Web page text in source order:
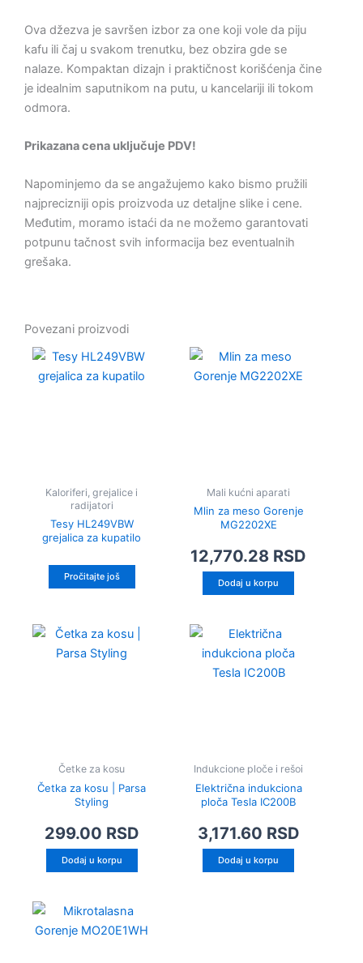
Ova džezva je savršen izbor za one koji vole da piju
kafu ili čaj u svakom trenutku, bez obzira gde se
nalaze. Kompaktan dizajn i praktičnost korišćenja čine
je idealnim saputnikom na putu, u kancelariji ili tokom
odmora.
Prikazana cena uključuje PDV!
Napominjemo da se angažujemo kako bismo pružili
najprecizniji opis proizvoda uz detaljne slike i cene.
Međutim, moramo istaći da ne možemo garantovati
potpunu tačnost svih informacija bez eventualnih
grešaka.
Povezani proizvodi
Kaloriferi, grejalice i
radijatori
Tesy HL249VBW
grejalica za kupatilo
Pročitajte još
Mali kućni aparati
Mlin za meso Gorenje
MG2202XE
12,770.28 RSD
Dodaj u korpu
Četke za kosu
Četka za kosu | Parsa
Styling
299.00 RSD
Dodaj u korpu
Indukcione ploče i rešoi
Električna indukciona
ploča Tesla IC200B
3,171.60 RSD
Dodaj u korpu